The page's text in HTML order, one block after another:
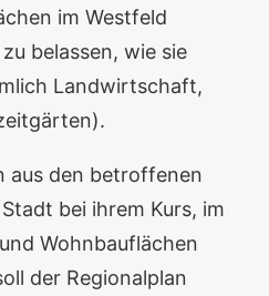
im Westfeld
belassen, wie sie
Landwirtschaft,
aus den betroffenen
bei ihrem Kurs, im
Wohnbauflächen
der Regionalplan